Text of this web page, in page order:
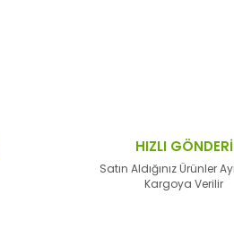
HIZLI GÖNDERİ
Satın Aldığınız Ürünler
Kargoya Verilir